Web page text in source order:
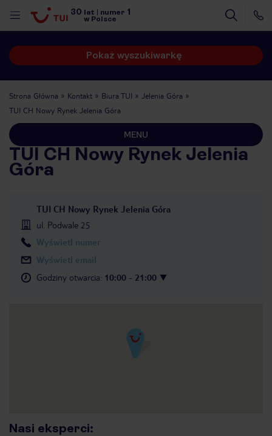
30 lat numer 1
w Polsce
Pokaż wyszukiwarkę
Strona Główna Kontakt Biura TUI
Jelenia Góra
TUI CH Nowy Rynek Jelenia Góra
MENU
TUI CH Nowy Rynek Jelenia
Góra
TUI CH Nowy Rynek Jelenia Góra
ul. Podwale 25
Wyświetl numer
Wyświetl email
Godziny otwarcia: 10:00 - 21:00
Nasi eksperci: